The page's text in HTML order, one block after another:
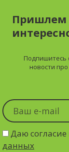
Пришлем
Подпишитесь
новости
Даю согласие
данных